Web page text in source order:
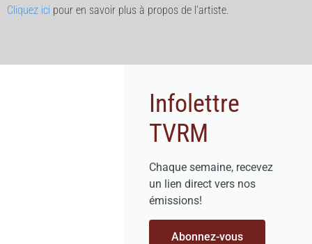
Cliquez ici pour en savoir plus à propos de l’artiste.
Infolettre
TVRM
Chaque semaine, recevez
un lien direct vers nos
émissions!
Abonnez-vous